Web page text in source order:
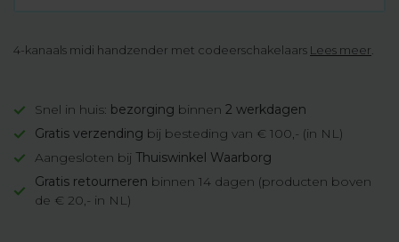
4-kanaals midi handzender met codeerschakelaars Lees meer
Snel in huis: bezorging binnen 2 werkdagen
Gratis verzending bij besteding van € 100,- (in NL)
Aangesloten bij Thuiswinkel Waarborg
Gratis retourneren binnen 14 dagen (producten boven
de € 20,- in NL)